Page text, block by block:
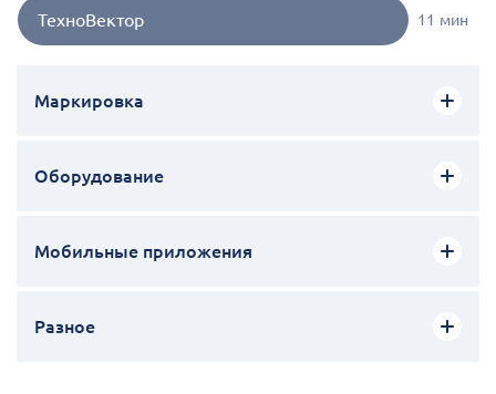
ТехноВектор 11 мин
Маркировка
Оборудование
Мобильные приложения
Разное